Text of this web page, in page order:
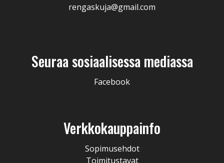
rengaskuja@gmail.com
Seuraa sosiaalisessa mediassa
Facebook
Verkkokauppainfo
Sopimusehdot
Toimitustavat